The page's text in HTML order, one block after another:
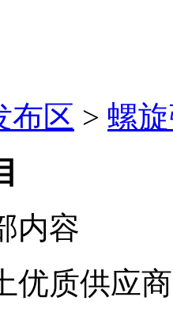
布区 > 螺
内容
优质供应商